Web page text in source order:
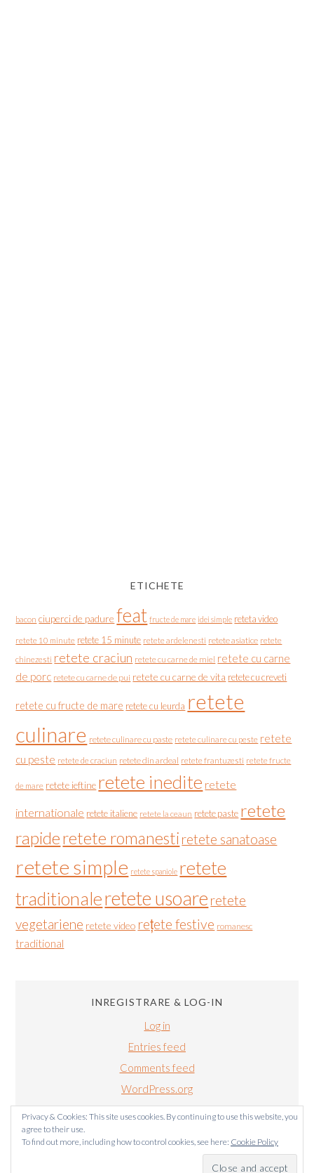
ETICHETE
bacon ciuperci de padure feat fructe de mare idei simple reteta video
retete 10 minute retete 15 minute retete ardelenesti retete asiatice retete
chinezesti retete craciun retete cu carne de miel retete cu carne
de porc retete cu carne de pui retete cu carne de vita retete cu creveti
retete cu fructe de mare retete cu leurda retete
culinare retete culinare cu paste retete culinare cu peste retete
cu peste retete de craciun retete din ardeal retete frantuzesti retete fructe
de mare retete ieftine retete inedite retete
internationale retete italiene retete la ceaun retete paste retete
rapideretete romanesti retete sanatoase
retete simple retete spaniole retete
traditionaleretete usoare retete
vegetariene retete video rețete festive romanesc
traditional
INREGISTRARE & LOG-IN
Log in
Entries feed
Comments feed
WordPress.org
BUCATARIALUIRADU.COM COPYRIGHT © 2011-2024. TOATE
Privacy & Cookies: This site uses cookies. By continuing to use this website, you
agree to their use.
To find out more, including how to control cookies, see here: Cookie Policy